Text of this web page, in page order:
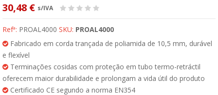
30,48 € s/IVA
Refª: PROAL4000 SKU: PROAL4000
Fabricado em corda trançada de poliamida de 10,5 mm, durável
e flexível
Terminações cosidas com proteção em tubo termo-retráctil
oferecem maior durabilidade e prolongam a vida útil do produto
Certificado CE segundo a norma EN354